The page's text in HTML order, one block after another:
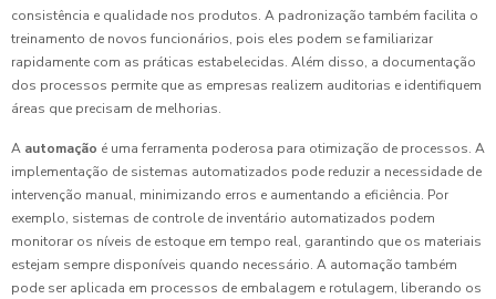
consistência e qualidade nos produtos. A padronização também facilita o
treinamento de novos funcionários, pois eles podem se familiarizar
rapidamente com as práticas estabelecidas. Além disso, a documentação
dos processos permite que as empresas realizem auditorias e identifiquem
áreas que precisam de melhorias.
A automação é uma ferramenta poderosa para otimização de processos. A
implementação de sistemas automatizados pode reduzir a necessidade de
intervenção manual, minimizando erros e aumentando a eficiência. Por
exemplo, sistemas de controle de inventário automatizados podem
monitorar os níveis de estoque em tempo real, garantindo que os materiais
estejam sempre disponíveis quando necessário. A automação também
pode ser aplicada em processos de embalagem e rotulagem, liberando os